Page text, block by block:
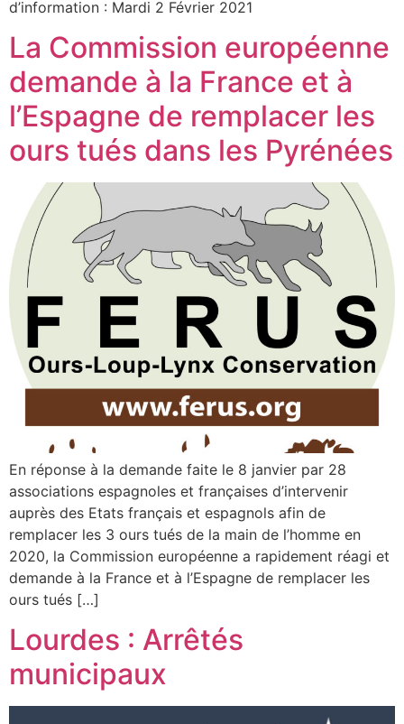
d’information : Mardi 2 Février 2021
La Commission européenne
demande à la France et à
l’Espagne de remplacer les
ours tués dans les Pyrénées
En réponse à la demande faite le 8 janvier par 28
associations espagnoles et françaises d’intervenir
auprès des Etats français et espagnols afin de
remplacer les 3 ours tués de la main de l’homme en
2020, la Commission européenne a rapidement réagi et
demande à la France et à l’Espagne de remplacer les
ours tués […]
Lourdes : Arrêtés
municipaux